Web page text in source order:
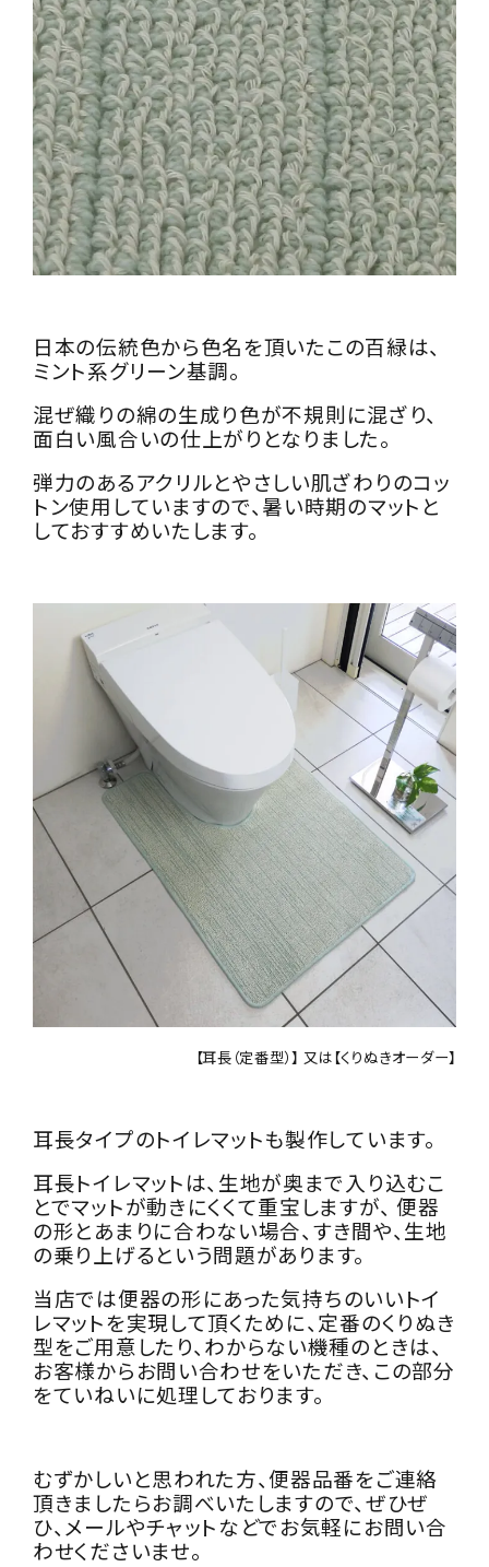
日本の伝統色から色名を頂いたこの百緑は、
ミント系グリーン基調。
混ぜ織りの綿の生成り色が不規則に混ざり、
面白い風合いの仕上がりとなりました。
弾力のあるアクリルとやさしい肌ざわりのコッ
トン使用していますので、暑い時期のマットと
しておすすめいたします。
【耳長（定番型）】 又は【くりぬきオーダー】
耳長タイプのトイレマットも製作しています。
耳長トイレマットは、生地が奥まで入り込むこ
とでマットが動きにくくて重宝しますが、 便器
の形とあまりに合わない場合、すき間や、生地
の乗り上げるという問題があります。
当店では便器の形にあった気持ちのいいトイ
レマットを実現して頂くために、定番のくりぬき
型をご用意したり、わからない機種のときは、
お客様からお問い合わせをいただき、この部分
をていねいに処理しております。
むずかしいと思われた方、便器品番をご連絡
頂きましたらお調べいたしますので、ぜひぜ
ひ、メールやチャットなどでお気軽にお問い合
わせくださいませ。